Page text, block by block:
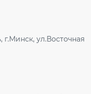
ул.Восточная